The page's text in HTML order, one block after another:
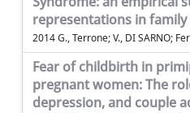
representations in
2014 G., Terrone; V., DI SARNO;
Fear of childbirth in
pregnant women: The
depression, and couple